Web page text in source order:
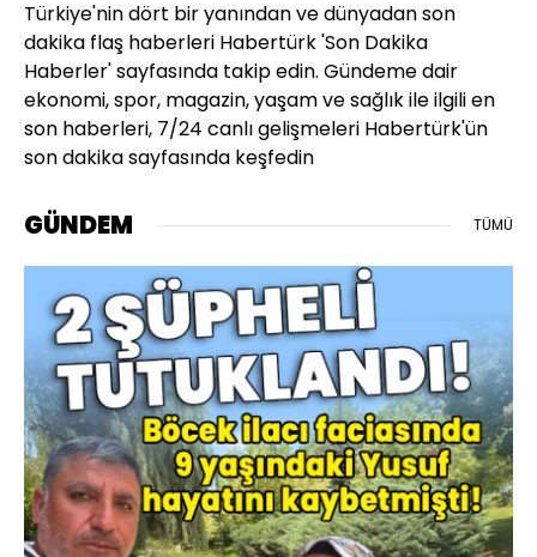
Türkiye'nin dört bir yanından ve dünyadan son
dakika flaş haberleri Habertürk 'Son Dakika
Haberler' sayfasında takip edin. Gündeme dair
ekonomi, spor, magazin, yaşam ve sağlık ile ilgili en
son haberleri, 7/24 canlı gelişmeleri Habertürk'ün
son dakika sayfasında keşfedin
GÜNDEM TÜMÜ